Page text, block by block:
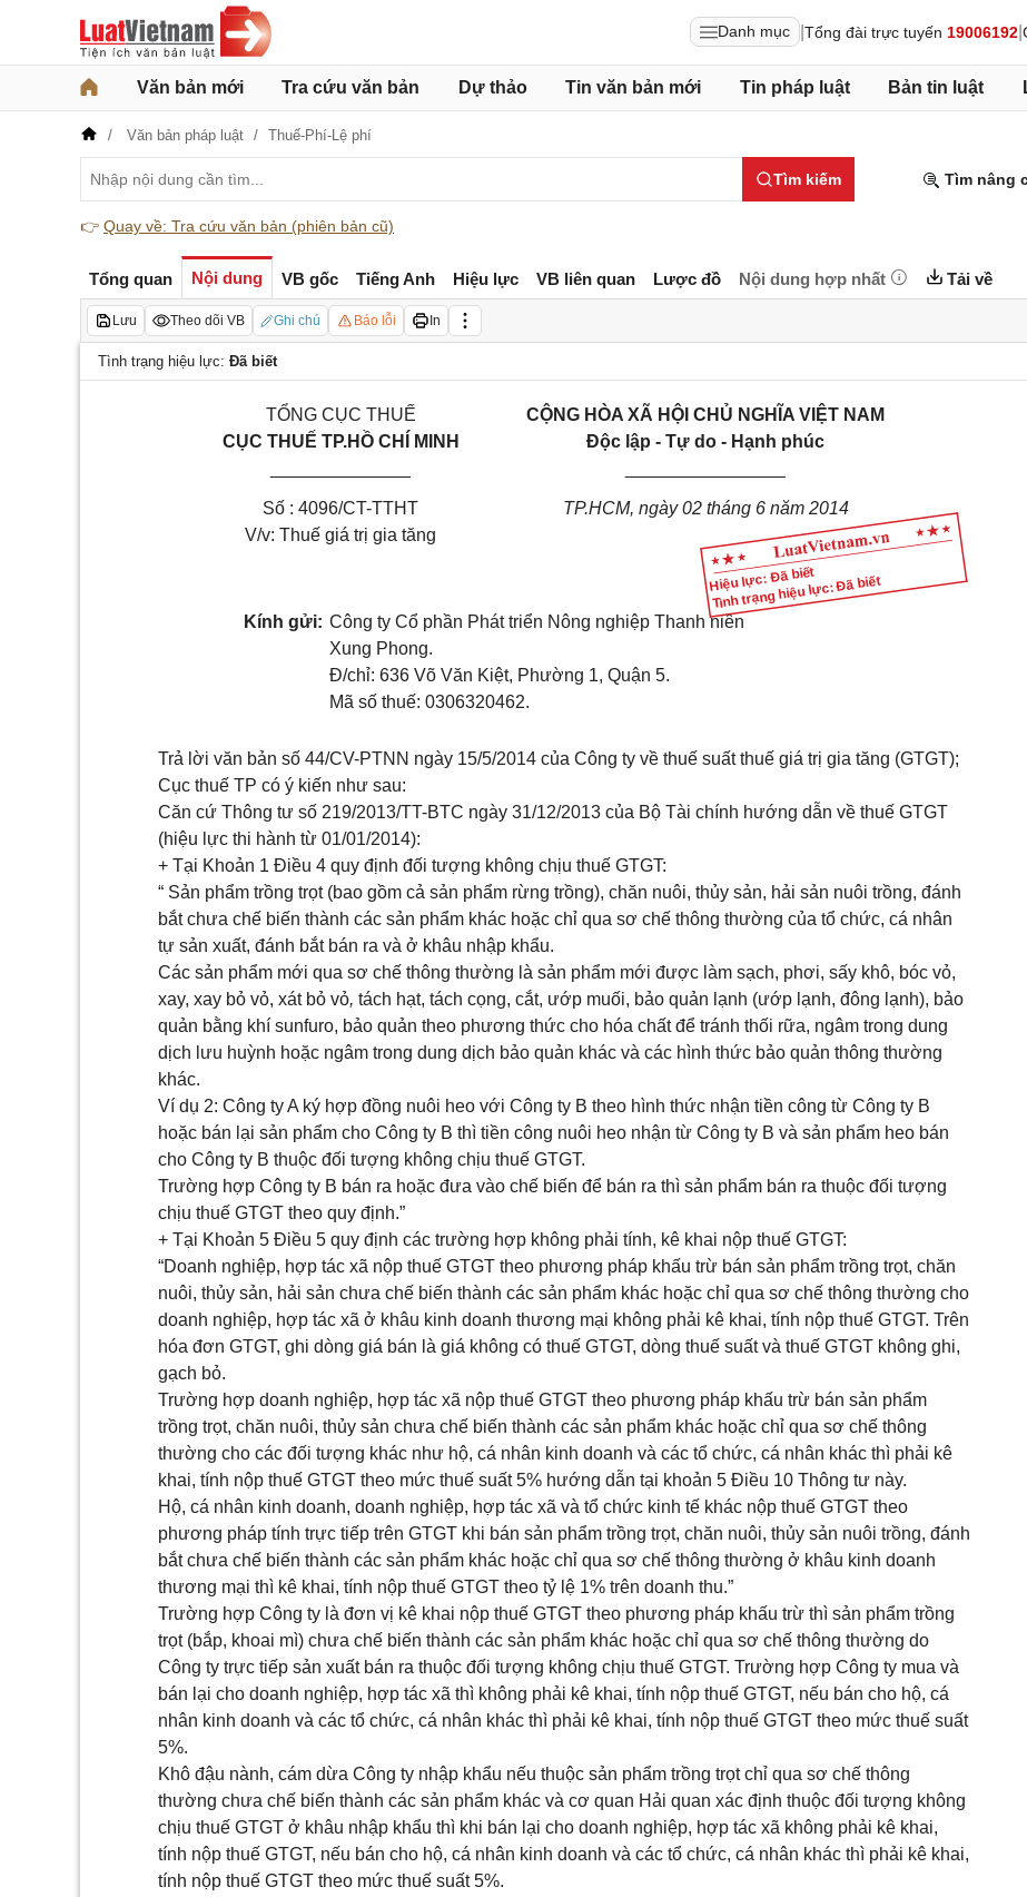
Danh mục Tổng đài trực tuyến 19006192
Văn bản mới Tra cứu văn bản Dự thảo Tin văn bản mới Tin pháp luật Bản tin luật
Văn bản pháp luật Thuế-Phí-Lệ phí
Tìm kiếm Tìm nâng
👉 Quay về: Tra cứu văn bản (phiên bản cũ)
Tổng quan Nội dung VB gốc Tiếng Anh Hiệu lực VB liên quan Lược đồ Nội dung hợp nhất Tải về
Lưu Theo dõi VB Ghi chú Báo lỗi In
Tình trạng hiệu lực: Đã biết
Hiệu lực: Đã biết
Tình trạng hiệu lực: Đã biết
TỔNG CỤC THUẾ
CỤC THUẾ TP.HỒ CHÍ MINH
CỘNG HÒA XÃ HỘI CHỦ NGHĨA VIỆT NAM
Độc lập - Tự do - Hạnh phúc
Số : 4096/CT-TTHT
V/v: Thuế giá trị gia tăng
TP.HCM, ngày 02 tháng 6 năm 2014
Kính gửi: Công ty Cổ phần Phát triển Nông nghiệp Thanh niên
Xung Phong.
Đ/chỉ: 636 Võ Văn Kiệt, Phường 1, Quận 5.
Mã số thuế: 0306320462.
Trả lời văn bản số 44/CV-PTNN ngày 15/5/2014 của Công ty về thuế suất thuế giá trị gia tăng (GTGT);
Cục thuế TP có ý kiến như sau:
Căn cứ Thông tư số 219/2013/TT-BTC ngày 31/12/2013 của Bộ Tài chính hướng dẫn về thuế GTGT
(hiệu lực thi hành từ 01/01/2014):
+ Tại Khoản 1 Điều 4 quy định đối tượng không chịu thuế GTGT:
“ Sản phẩm trồng trọt (bao gồm cả sản phẩm rừng trồng), chăn nuôi, thủy sản, hải sản nuôi trồng, đánh
bắt chưa chế biến thành các sản phẩm khác hoặc chỉ qua sơ chế thông thường của tổ chức, cá nhân
tự sản xuất, đánh bắt bán ra và ở khâu nhập khẩu.
Các sản phẩm mới qua sơ chế thông thường là sản phẩm mới được làm sạch, phơi, sấy khô, bóc vỏ,
xay, xay bỏ vỏ, xát bỏ vỏ, tách hạt, tách cọng, cắt, ướp muối, bảo quản lạnh (ướp lạnh, đông lạnh), bảo
quản bằng khí sunfuro, bảo quản theo phương thức cho hóa chất để tránh thối rữa, ngâm trong dung
dịch lưu huỳnh hoặc ngâm trong dung dịch bảo quản khác và các hình thức bảo quản thông thường
khác.
Ví dụ 2: Công ty A ký hợp đồng nuôi heo với Công ty B theo hình thức nhận tiền công từ Công ty B
hoặc bán lại sản phẩm cho Công ty B thì tiền công nuôi heo nhận từ Công ty B và sản phẩm heo bán
cho Công ty B thuộc đối tượng không chịu thuế GTGT.
Trường hợp Công ty B bán ra hoặc đưa vào chế biến để bán ra thì sản phẩm bán ra thuộc đối tượng
chịu thuế GTGT theo quy định.”
+ Tại Khoản 5 Điều 5 quy định các trường hợp không phải tính, kê khai nộp thuế GTGT:
“Doanh nghiệp, hợp tác xã nộp thuế GTGT theo phương pháp khấu trừ bán sản phẩm trồng trọt, chăn
nuôi, thủy sản, hải sản chưa chế biến thành các sản phẩm khác hoặc chỉ qua sơ chế thông thường cho
doanh nghiệp, hợp tác xã ở khâu kinh doanh thương mại không phải kê khai, tính nộp thuế GTGT. Trên
hóa đơn GTGT, ghi dòng giá bán là giá không có thuế GTGT, dòng thuế suất và thuế GTGT không ghi,
gạch bỏ.
Trường hợp doanh nghiệp, hợp tác xã nộp thuế GTGT theo phương pháp khấu trừ bán sản phẩm
trồng trọt, chăn nuôi, thủy sản chưa chế biến thành các sản phẩm khác hoặc chỉ qua sơ chế thông
thường cho các đối tượng khác như hộ, cá nhân kinh doanh và các tổ chức, cá nhân khác thì phải kê
khai, tính nộp thuế GTGT theo mức thuế suất 5% hướng dẫn tại khoản 5 Điều 10 Thông tư này.
Hộ, cá nhân kinh doanh, doanh nghiệp, hợp tác xã và tổ chức kinh tế khác nộp thuế GTGT theo
phương pháp tính trực tiếp trên GTGT khi bán sản phẩm trồng trọt, chăn nuôi, thủy sản nuôi trồng, đánh
bắt chưa chế biến thành các sản phẩm khác hoặc chỉ qua sơ chế thông thường ở khâu kinh doanh
thương mại thì kê khai, tính nộp thuế GTGT theo tỷ lệ 1% trên doanh thu.”
Trường hợp Công ty là đơn vị kê khai nộp thuế GTGT theo phương pháp khấu trừ thì sản phẩm trồng
trọt (bắp, khoai mì) chưa chế biến thành các sản phẩm khác hoặc chỉ qua sơ chế thông thường do
Công ty trực tiếp sản xuất bán ra thuộc đối tượng không chịu thuế GTGT. Trường hợp Công ty mua và
bán lại cho doanh nghiệp, hợp tác xã thì không phải kê khai, tính nộp thuế GTGT, nếu bán cho hộ, cá
nhân kinh doanh và các tổ chức, cá nhân khác thì phải kê khai, tính nộp thuế GTGT theo mức thuế suất
5%.
Khô đậu nành, cám dừa Công ty nhập khẩu nếu thuộc sản phẩm trồng trọt chỉ qua sơ chế thông
thường chưa chế biến thành các sản phẩm khác và cơ quan Hải quan xác định thuộc đối tượng không
chịu thuế GTGT ở khâu nhập khẩu thì khi bán lại cho doanh nghiệp, hợp tác xã không phải kê khai,
tính nộp thuế GTGT, nếu bán cho hộ, cá nhân kinh doanh và các tổ chức, cá nhân khác thì phải kê khai,
tính nộp thuế GTGT theo mức thuế suất 5%.